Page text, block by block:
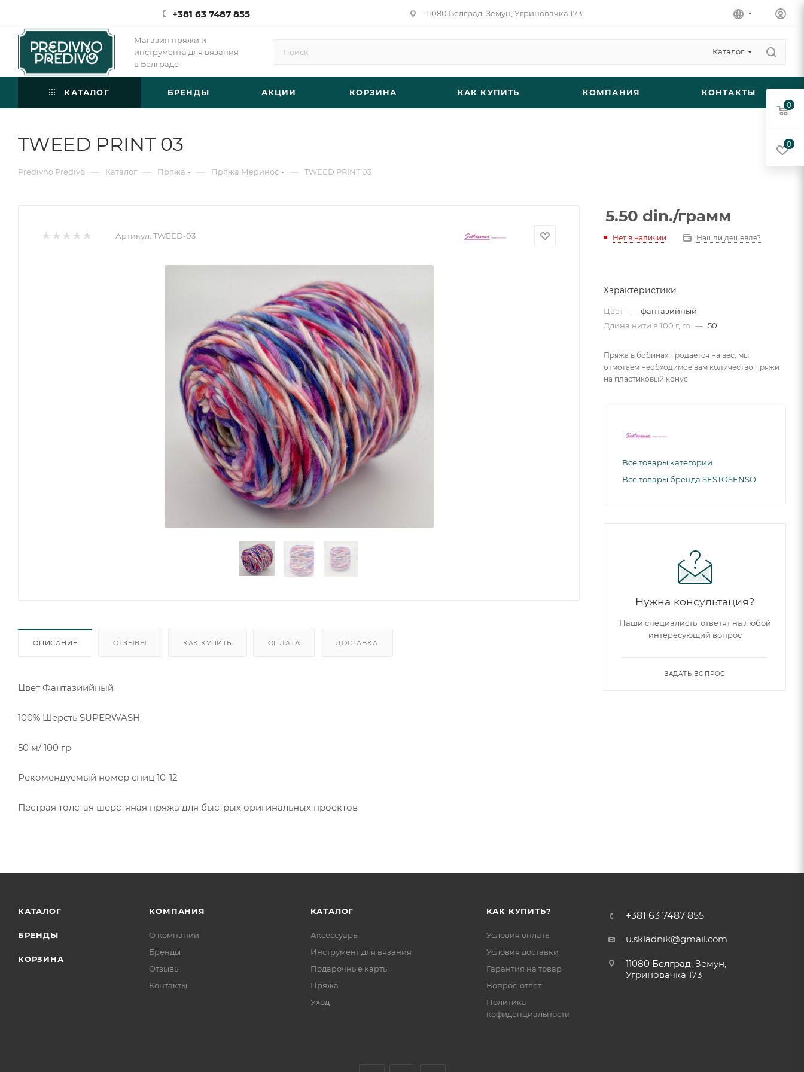
+381 63 7487 855 11080 Белград, Земун, Угриновачка 173
Магазин пряжи и
инструмента для вязания
в Белграде
Каталог
КАТАЛОГ БРЕНДЫ АКЦИИ КОРЗИНА КАК КУПИТЬ КОМПАНИЯ КОНТАКТЫ
TWEED PRINT 03
Predivno Predivo — Каталог — Пряжа — Пряжа Меринос — TWEED PRINT 03
Артикул: TWEED-03
ОПИСАНИЕ ОТЗЫВЫ КАК КУПИТЬ ОПЛАТА ДОСТАВКА
Цвет Фантазиийный
100% Шерсть SUPERWASH
50 м/ 100 гр
Рекомендуемый номер спиц 10-12
Пестрая толстая шерстяная пряжа для быстрых оригинальных проектов
5.50 din./грамм
Нет в наличии Нашли дешевле?
Характеристики
Цвет — фантазийный
Длина нити в 100 г, m — 50
Пряжа в бобинах продается на вес, мы
отмотаем необходимое вам количество пряжи
на пластиковый конус
Все товары категории
Все товары бренда SESTOSENSO
Нужна консультация?
Наши специалисты ответят на любой
интересующий вопрос
ЗАДАТЬ ВОПРОС
КАТАЛОГ
БРЕНДЫ
КОРЗИНА
КОМПАНИЯ
О компании
Бренды
Отзывы
Контакты
КАТАЛОГ
Аксессуары
Инструмент для вязания
Подарочные карты
Пряжа
Уход
КАК КУПИТЬ?
Условия оплаты
Условия доставки
Гарантия на товар
Вопрос-ответ
Политика
кофиденциальности
+381 63 7487 855
u.skladnik@gmail.com
11080 Белград, Земун,
Угриновачка 173
0
0